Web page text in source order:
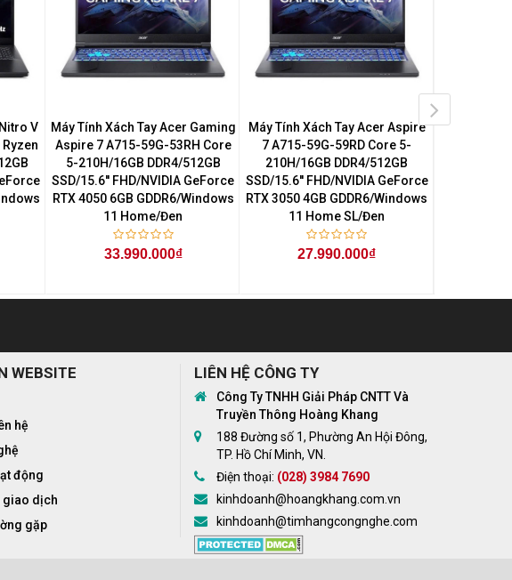
V
Máy Tính Xách Tay Acer Gaming
Aspire 7 A715-59G-53RH Core
5-210H/16GB DDR4/512GB
SSD/15.6'' FHD/NVIDIA GeForce
RTX 4050 6GB GDDR6/Windows
11 Home/Đen
33.990.000₫
Máy Tính Xách Tay Acer Aspire
7 A715-59G-59RD Core 5-
210H/16GB DDR4/512GB
SSD/15.6'' FHD/NVIDIA GeForce
RTX 3050 4GB GDDR6/Windows
11 Home SL/Đen
27.990.000₫
Máy Tính
WEBSITE
hệ
động
giao dịch
gặp
LIÊN HỆ CÔNG TY
Công Ty TNHH Giải Pháp CNTT Và
Truyền Thông Hoàng Khang
188 Đường số 1, Phường An Hội Đông,
TP. Hồ Chí Minh, VN.
Điện thoại: (028) 3984 7690
kinhdoanh@hoangkhang.com.vn
kinhdoanh@timhangcongnghe.com